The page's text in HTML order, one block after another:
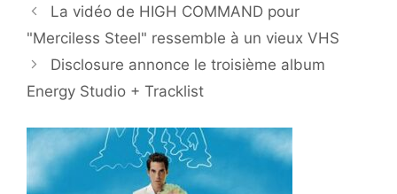
La vidéo de HIGH COMMAND pour
"Merciless Steel" ressemble à un vieux VHS
Disclosure annonce le troisième album
Energy Studio + Tracklist